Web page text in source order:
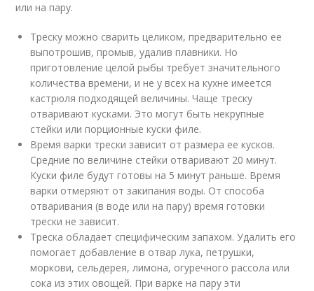
или на пару.
Треску можно сварить целиком, предварительно ее
выпотрошив, промыв, удалив плавники. Но
приготовление целой рыбы требует значительного
количества времени, и не у всех на кухне имеется
кастрюля подходящей величины. Чаще треску
отваривают кусками. Это могут быть некрупные
стейки или порционные куски филе.
Время варки трески зависит от размера ее кусков.
Средние по величине стейки отваривают 20 минут.
Куски филе будут готовы на 5 минут раньше. Время
варки отмеряют от закипания воды. От способа
отваривания (в воде или на пару) время готовки
трески не зависит.
Треска обладает специфическим запахом. Удалить его
помогает добавление в отвар лука, петрушки,
моркови, сельдерея, лимона, огуречного рассола или
сока из этих овощей. При варке на пару эти